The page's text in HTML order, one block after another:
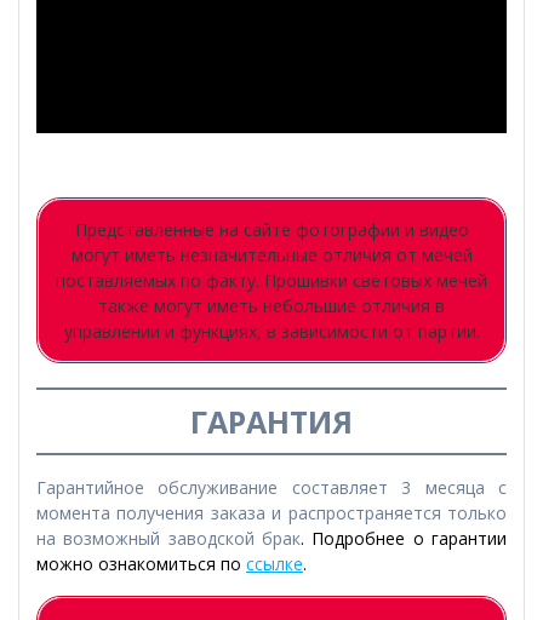
Представленные на сайте фотографии и видео
могут иметь незначительные отличия от мечей
поставляемых по факту. Прошивки световых мечей
также могут иметь небольшие отличия в
управлении и функциях, в зависимости от партии.
ГАРАНТИЯ
Гарантийное обслуживание составляет 3 месяца с
момента получения заказа и распространяется только
на возможный заводской брак. Подробнее о гарантии
можно ознакомиться по ссылке.